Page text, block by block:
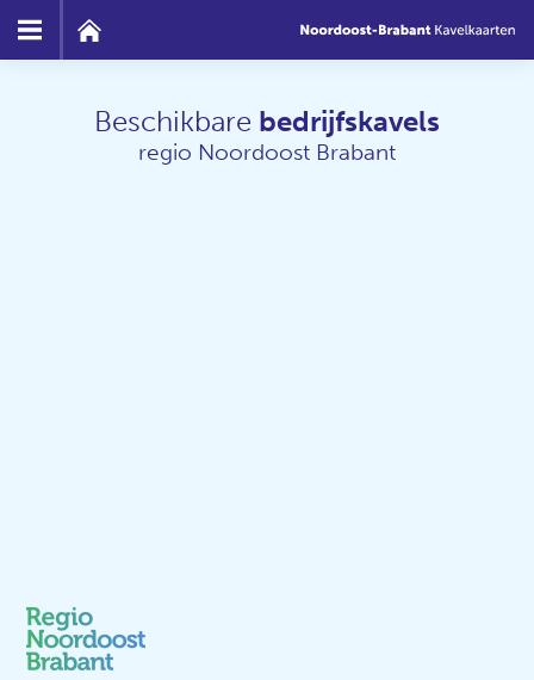
Beschikbare bedrijfskavels
regio Noordoost Brabant